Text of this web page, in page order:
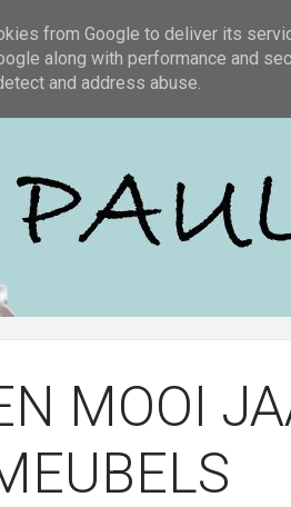
KOK WOONCENTER COLLECTIES
MOOI
from Google to deliver its
along with performance and
and address abuse.